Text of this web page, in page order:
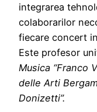
integrarea
colaborarilor
fiecare concert
Este profesor
Musica “Franco
delle Arti
Donizetti”.